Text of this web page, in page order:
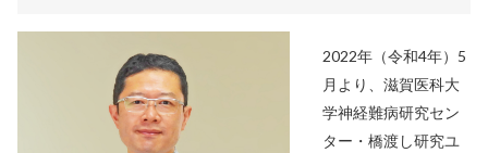
2022年（令和4年）5
月より、滋賀医科大
学神経難病研究セン
ター・橋渡し研究ユ